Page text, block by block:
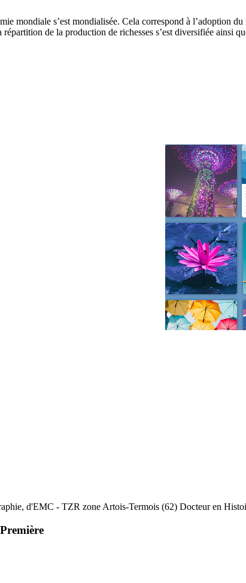
mondiale s’est mondialisée. Cela correspond à l’adoption
répartition de la production de richesses s’est diversifiée ainsi
d'EMC - TZR zone Artois-Termois (62) Docteur en